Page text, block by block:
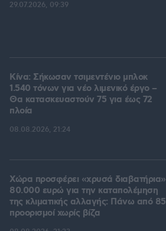
29.07.2026, 09:39
Κίνα: Σήκωσαν τσιμεντένιο μπλοκ
1.540 τόνων για νέο λιμενικό έργο –
Θα κατασκευαστούν 75 για έως 72
πλοία
08.08.2026, 21:24
Χώρα προσφέρει «χρυσά διαβατήρια»
80.000 ευρώ για την καταπολέμηση
της κλιματικής αλλαγής: Πάνω από 85
προορισμοί χωρίς βίζα